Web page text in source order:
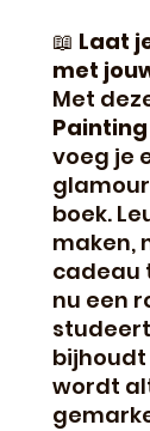
📖 Laat
met
Met
voeg je
boek.
maken,
cadeau
nu een
wordt